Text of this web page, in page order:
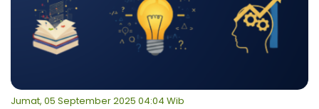
Jumat, 05 September 2025 04:04 Wib